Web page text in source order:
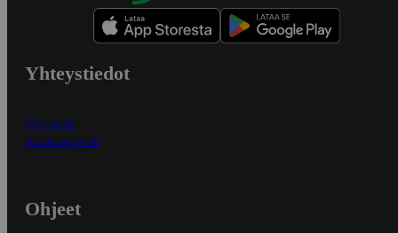
Yhteystiedot
Myymälät
Asiakaspalvelu
Ohjeet